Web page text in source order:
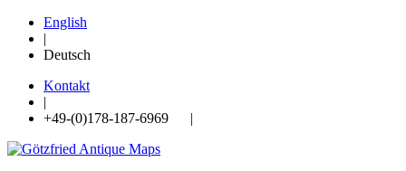
English
|
Deutsch
Kontakt
|
+49-(0)178-187-6969 |